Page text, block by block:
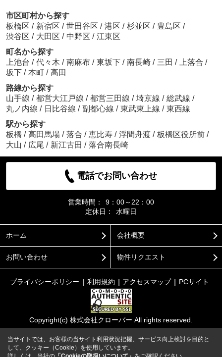
市区町村から探す
板橋区 / 新宿区 / 世田谷区 / 港区 / 杉並区 / 豊島区 /
渋谷区 / 大田区 / 中野区 / 江東区
町名から探す
上池台 / 代々木 / 南麻布 / 東坂下 / 南長崎 / 三田 / 上落合 /
坂下 / 本町 / 高田
路線から探す
山手線 / 都営大江戸線 / 都営三田線 / 埼京線 / 総武線 /
丸ノ内線 / 日比谷線 / 副都心線 / 東武東上線 / 東西線
駅から探す
板橋 / 高田馬場 / 落合 / 恵比寿 / 浮間舟渡 / 板橋区役所前 /
大山 / 広尾 / 新江古田 / 落合南長崎
電話でお問い合わせ
営業時間：
9：00～22：00
定休日：
水曜日
ホーム 会社概要
お問い合わせ 物件リクエスト
プライバシーポリシー 利用規約 アクセスマップ PCサイト
Copyright(c) 株式会社クローバー All rights reserved.
当サイトでは、お客様の当サイト利用状況把握、サービス向上検討を目的と
して、クッキー（Cookie）を使用しています。